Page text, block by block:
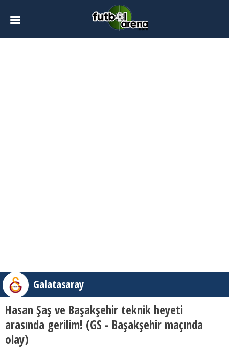
Galatasaray
Hasan Şaş ve Başakşehir teknik heyeti
arasında gerilim! (GS - Başakşehir maçında
olay)